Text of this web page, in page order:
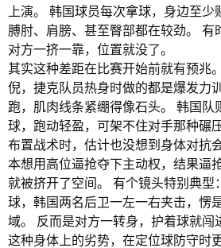
上演。 韩国球员每次拿球，身边至
膊肘、肩膀、甚至臀部都在较劲。 有
对方一挤一靠，位置就没了。
其实这种差距在比赛开始前就有预兆
倪，捷克队员热身时做的都是爆发力
跑，肌肉线条紧绷得像石头。 韩国队
球，跑动轻盈，可架不住对手那种碾
布置战术时，估计也没想到身体对抗
本想用高位逼抢夺下主动权，结果逼
就被挤开了空间。 有个镜头特别典型
球，韩国两名后卫一左一右夹击，愣
域。 反而是对方一转身，护着球就闯
这种身体上的劣势，在定位球防守时